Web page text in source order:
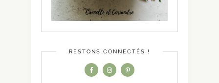
RESTONS CONNECTÉS !